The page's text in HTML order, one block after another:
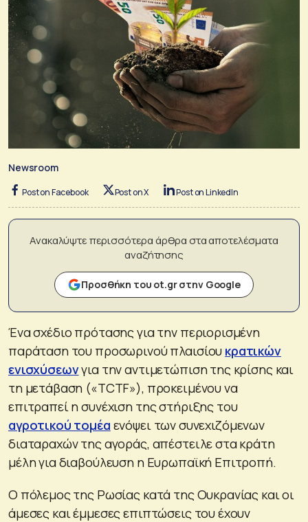
Newsroom
Post on Facebook Post on X Post on LinkedIn
Ανακαλύψτε περισσότερα άρθρα στα αποτελέσματα
αναζήτησης
Προσθήκη του ot.gr στην Google
Ένα σχέδιο πρότασης για την περιορισμένη
παράταση του προσωρινού πλαισίου κρατικών
ενισχύσεωνγια την αντιμετώπιση της κρίσης και
τη μετάβαση («TCTF»), προκειμένου να
επιτραπεί η συνέχιση της στήριξης του
αγροτικού τομέα ενόψει των συνεχιζόμενων
διαταραχών της αγοράς, απέστειλε στα κράτη
μέλη για διαβούλευση η Ευρωπαϊκή Επιτροπή.
Ο πόλεμος της Ρωσίας κατά της Ουκρανίας και οι
άμεσες και έμμεσες επιπτώσεις του έχουν